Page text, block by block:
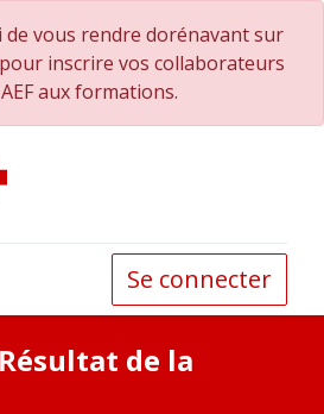
vous rendre dorénavant sur
pour inscrire vos collaborateurs
aux formations.
Se connecter
de la